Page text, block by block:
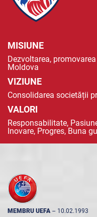
MISIUNE
Dezvoltarea,
Moldova
VIZIUNE
Consolidarea societății
VALORI
Responsabilitate,
Inovare, Progres, Buna
MEMBRU UEFA -- 10.02.1993